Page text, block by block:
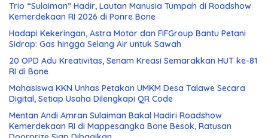
Trio “Sulaiman” Hadir, Lautan Manusia Tumpah di Roadshow
Kemerdekaan RI 2026 di Ponre Bone
Hadapi Kekeringan, Astra Motor dan FIFGroup Bantu Petani
Sidrap: Gas hingga Selang Air untuk Sawah
20 OPD Adu Kreativitas, Senam Kreasi Semarakkan HUT ke-81
RI di Bone
Mahasiswa KKN Unhas Petakan UMKM Desa Talawe Secara
Digital, Setiap Usaha Dilengkapi QR Code
Mentan Andi Amran Sulaiman Bakal Hadiri Roadshow
Kemerdekaan RI di Mappesangka Bone Besok, Ratusan